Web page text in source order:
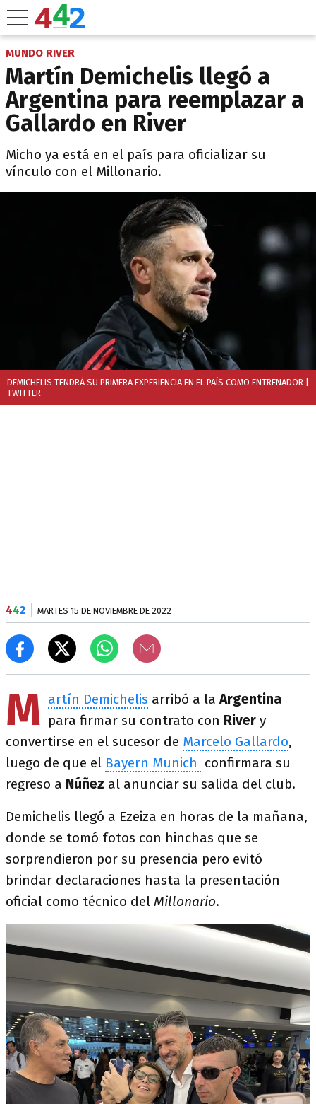
MUNDO RIVER
Martín Demichelis llegó a
Argentina para reemplazar a
Gallardo en River
Micho ya está en el país para oficializar su
vínculo con el Millonario.
DEMICHELIS TENDRÁ SU PRIMERA EXPERIENCIA EN EL PAÍS COMO ENTRENADOR
TWITTER
442 MARTES 15 DE NOVIEMBRE DE 2022
M artín Demichelis arribó a la Argentina
para firmar su contrato con River y
convertirse en el sucesor de Marcelo Gallardo,
luego de que el Bayern Munich confirmara su
regreso a Núñez al anunciar su salida del club.
Demichelis llegó a Ezeiza en horas de la mañana,
donde se tomó fotos con hinchas que se
sorprendieron por su presencia pero evitó
brindar declaraciones hasta la presentación
oficial como técnico del Millonario.